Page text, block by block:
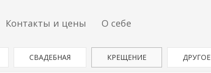
Контакты и цены О себе
СВАДЕБНАЯ КРЕЩЕНИЕ ДРУГОЕ